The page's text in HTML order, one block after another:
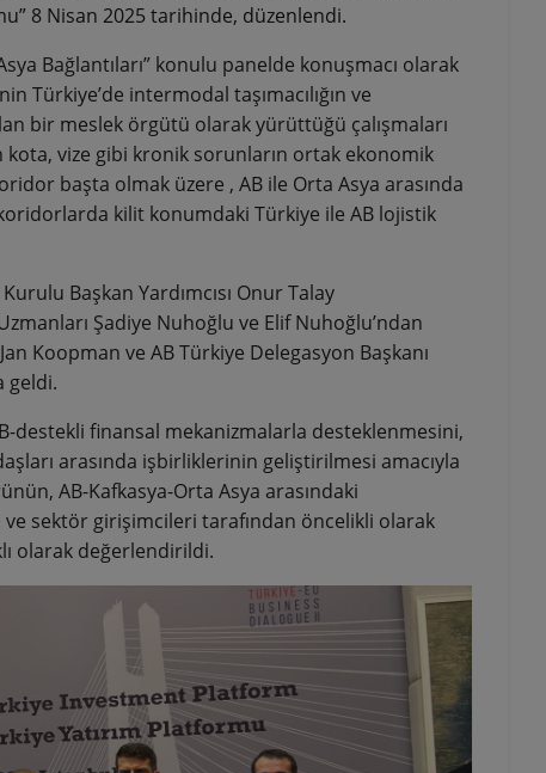
8 Nisan 2025 tarihinde, düzenlendi.
Bağlantıları” konulu panelde konuşmacı olarak
Türkiye’de intermodal taşımacılığın ve
bir meslek örgütü olarak yürüttüğü çalışmaları
kota, vize gibi kronik sorunların ortak ekonomik
başta olmak üzere , AB ile Orta Asya arasında
kilit konumdaki Türkiye ile AB lojistik
Başkan Yardımcısı Onur Talay
Şadiye Nuhoğlu ve Elif Nuhoğlu’ndan
Koopman ve AB Türkiye Delegasyon Başkanı
geldi.
destekli finansal mekanizmalarla desteklenmesini,
arasında işbirliklerinin geliştirilmesi amacıyla
AB-Kafkasya-Orta Asya arasındaki
sektör girişimcileri tarafından öncelikli olarak
olarak değerlendirildi.